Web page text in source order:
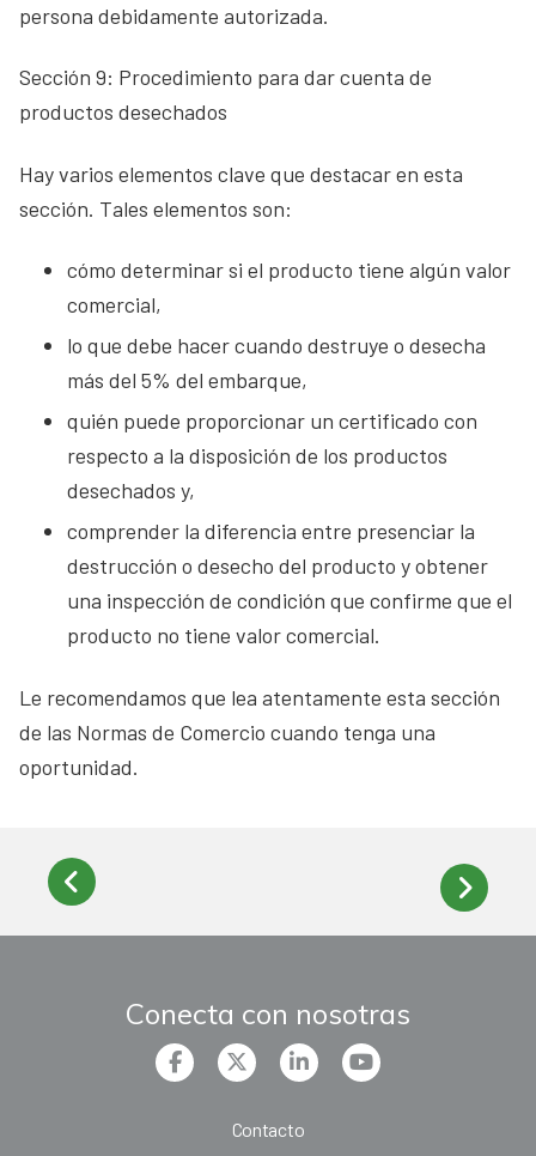
persona debidamente autorizada.
Sección 9: Procedimiento para dar cuenta de
productos desechados
Hay varios elementos clave que destacar en esta
sección. Tales elementos son:
cómo determinar si el producto tiene algún valor
comercial,
lo que debe hacer cuando destruye o desecha
más del 5% del embarque,
quién puede proporcionar un certificado con
respecto a la disposición de los productos
desechados y,
comprender la diferencia entre presenciar la
destrucción o desecho del producto y obtener
una inspección de condición que confirme que el
producto no tiene valor comercial.
Le recomendamos que lea atentamente esta sección
de las Normas de Comercio cuando tenga una
oportunidad.
Conecta con nosotras
Contacto